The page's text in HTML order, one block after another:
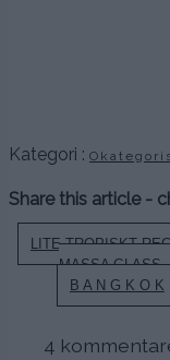
Kategori :
Share this article -
LITE TROPISKT
MASSA GLASS
B A N G K O K
4